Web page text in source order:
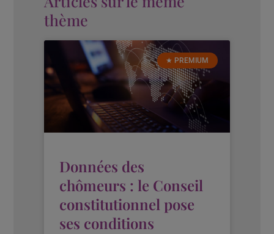
thème
★ PREMIUM
Données des
chômeurs : le Conseil
constitutionnel pose
ses conditions